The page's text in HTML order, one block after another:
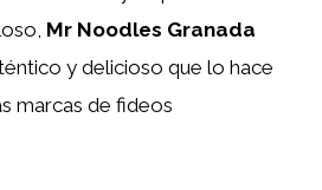
Mr Noodles Granada
y delicioso que lo hace
marcas de fideos